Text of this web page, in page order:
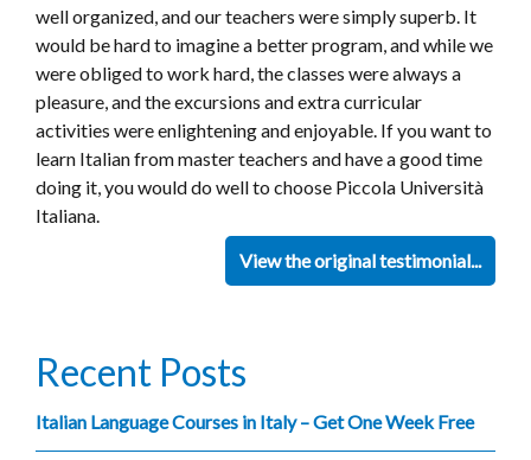
well organized, and our teachers were simply superb. It
would be hard to imagine a better program, and while we
were obliged to work hard, the classes were always a
pleasure, and the excursions and extra curricular
activities were enlightening and enjoyable. If you want to
learn Italian from master teachers and have a good time
doing it, you would do well to choose Piccola Università
Italiana.
View the original testimonial...
Recent Posts
Italian Language Courses in Italy – Get One Week Free